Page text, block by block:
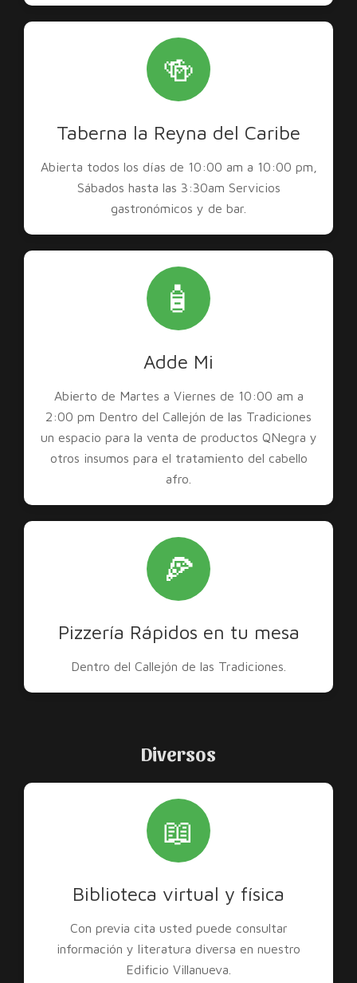
🍻
Taberna la Reyna del Caribe
Abierta todos los días de 10:00 am a 10:00 pm,
Sábados hasta las 3:30am Servicios
gastronómicos y de bar.
🧴
Adde Mi
Abierto de Martes a Viernes de 10:00 am a
2:00 pm Dentro del Callejón de las Tradiciones
un espacio para la venta de productos QNegra y
otros insumos para el tratamiento del cabello
afro.
🍕
Pizzería Rápidos en tu mesa
Dentro del Callejón de las Tradiciones.
Diversos
📖
Biblioteca virtual y física
Con previa cita usted puede consultar
información y literatura diversa en nuestro
Edificio Villanueva.